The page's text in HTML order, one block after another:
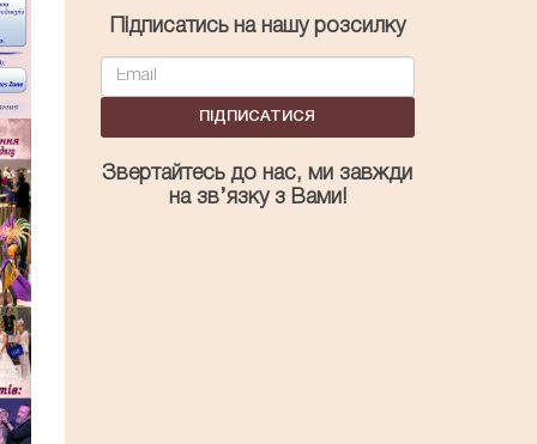
Підписатись на нашу розсилку
ПІДПИСАТИСЯ
Звертайтесь до нас, ми завжди
на зв’язку з Вами!